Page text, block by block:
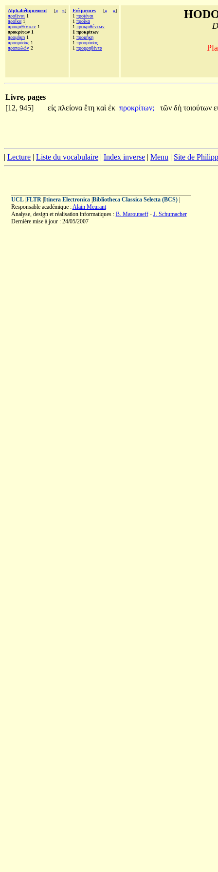
Alphabétiquement [« »]
προϊέναι 1
προῖκα 1
προκριθέντων 1
προκρίτων 1
προμήκη 1
προομόσας 1
προπωλῶν 2
Fréquences [« »]
1 προϊέναι
1 προῖκα
1 προκριθέντων
1 προκρίτων
1 προμήκη
1 προομόσας
1 προρρηθέντα
Livre, pages
[12, 945]
εἰς πλείονα ἔτη καὶ ἐκ προκρίτων; τῶν δὴ τοιούτων
| Lecture | Liste du vocabulaire | Index inverse | Menu | Site de
UCL| FLTR| Itinera Electronica| Bibliotheca Classica Selecta (BCS)|
Responsable académique :Alain Meurant
Analyse, design et réalisation informatiques : B. Maroutaeff- J. Schumacher
Dernière mise à jour : 24/05/2007